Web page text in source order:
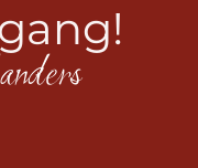
anders